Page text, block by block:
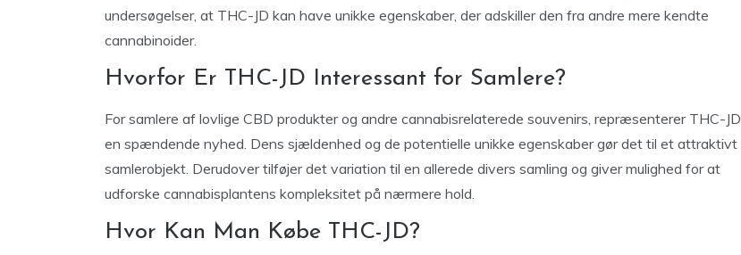
undersøgelser, at THC-JD kan have unikke egenskaber, der adskiller den fra andre mere kendte
cannabinoider.
Hvorfor Er THC-JD Interessant for Samlere?
For samlere af lovlige CBD produkter og andre cannabisrelaterede souvenirs, repræsenterer THC-JD
en spændende nyhed. Dens sjældenhed og de potentielle unikke egenskaber gør det til et attraktivt
samlerobjekt. Derudover tilføjer det variation til en allerede divers samling og giver mulighed for at
udforske cannabisplantens kompleksitet på nærmere hold.
Hvor Kan Man Købe THC-JD?